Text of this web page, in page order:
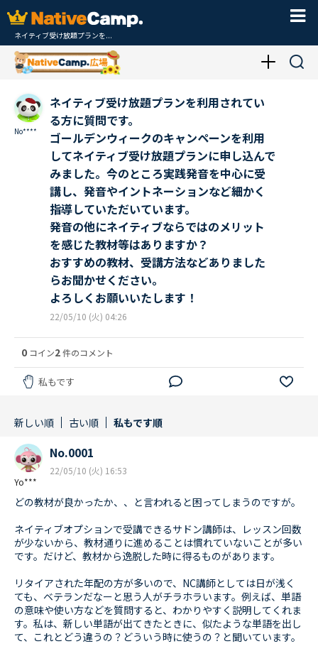
ネイティブ受け放題プランを...
No****
ネイティブ受け放題プランを利用されてい
る方に質問です。
ゴールデンウィークのキャンペーンを利用
してネイティブ受け放題プランに申し込んで
みました。今のところ実践発音を中心に受
講し、発音やイントネーションなど細かく
指導していただいています。
発音の他にネイティブならではのメリット
を感じた教材等はありますか？
おすすめの教材、受講方法などありました
らお聞かせください。
よろしくお願いいたします！
22/05/10 (火) 04:26
0 コイン2件のコメント
私もです
新しい順 古い順 私もです順
Yo***
No.0001
22/05/10 (火) 16:53
どの教材が良かったか、、と言われると困ってしまうのですが。
ネイティブオプションで受講できるサドン講師は、レッスン回数
が少ないから、教材通りに進めることは慣れていないことが多い
です。だけど、教材から逸脱した時に得るものがあります。
リタイアされた年配の方が多いので、NC講師としては日が浅く
ても、ベテランだなーと思う人がチラホラいます。例えば、単語
の意味や使い方などを質問すると、わかりやすく説明してくれま
す。私は、新しい単語が出てきたときに、似たような単語を出し
て、これとどう違うの？どういう時に使うの？と聞いています。